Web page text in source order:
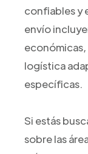
confiables y
envío
económicas,
logística
específicas.
Si estás
sobre las